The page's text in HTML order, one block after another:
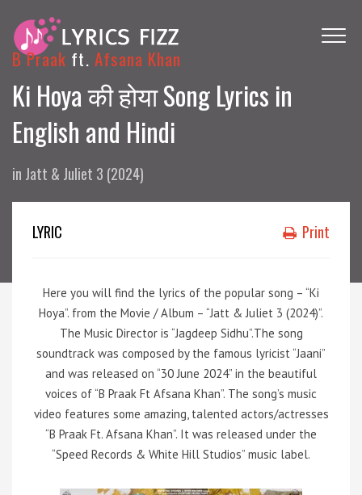
B Praak ft. Afsana Khan
Ki Hoya की होया Song Lyrics in
English and Hindi
in Jatt & Juliet 3 (2024)
LYRIC Print
Here you will find the lyrics of the popular song – “Ki
Hoya”. from the Movie / Album – “Jatt & Juliet 3 (2024)”.
The Music Director is “Jagdeep Sidhu”.The song
soundtrack was composed by the famous lyricist “Jaani”
and was released on “30 June 2024” in the beautiful
voices of “B Praak Ft Afsana Khan”. The song’s music
video features some amazing, talented actors/actresses
“B Praak Ft. Afsana Khan”. It was released under the
“Speed Records & White Hill Studios” music label.